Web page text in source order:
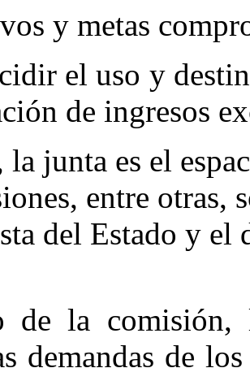
y metas
el uso y
de ingresos
la junta es el
entre otras,
del Estado y el
de la comisión,
demandas de